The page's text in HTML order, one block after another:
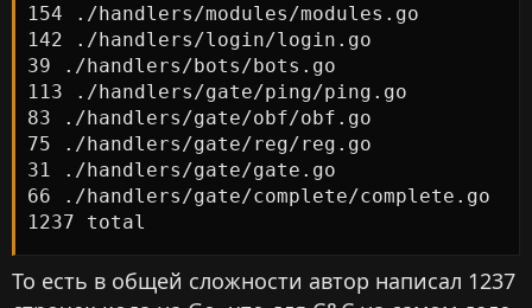
154 ./handlers/modules/modules.go
142 ./handlers/login/login.go
39 ./handlers/bots/bots.go
113 ./handlers/gate/ping/ping.go
83 ./handlers/gate/obf/obf.go
75 ./handlers/gate/reg/reg.go
31 ./handlers/gate/gate.go
66 ./handlers/gate/complete/complete.go
1237 total
То есть в общей сложности автор написал 1237